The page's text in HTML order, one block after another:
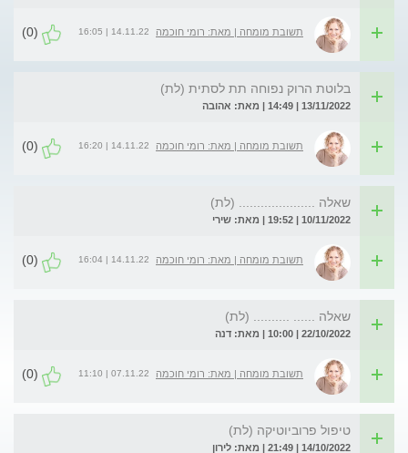
תשובת מומחה | מאת: רומי חוכמה 14.11.22 | 16:05
(0)
בלוטת הרוק נפוחה תת לסתית (לת)
13/11/2022 | 14:49 | מאת: אהובה
תשובת מומחה | מאת: רומי חוכמה 14.11.22 | 16:20
(0)
שאלה ..................... (לת)
10/11/2022 | 19:52 | מאת: שירי
תשובת מומחה | מאת: רומי חוכמה 14.11.22 | 16:04
(0)
שאלה ...... .......... (לת)
22/10/2022 | 10:00 | מאת: דנה
תשובת מומחה | מאת: רומי חוכמה 07.11.22 | 11:10
(0)
טיפול פרוביוטיקה (לת)
14/10/2022 | 21:49 | מאת: לירון